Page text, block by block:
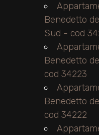
Benedetto
Sud - cod
Benedetto
cod 34223
Benedetto
cod 34222